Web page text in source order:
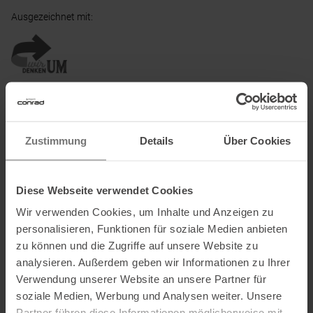
Zustimmung Details Über Cookies
Diese Webseite verwendet Cookies
Wir verwenden Cookies, um Inhalte und Anzeigen zu
personalisieren, Funktionen für soziale Medien anbieten
zu können und die Zugriffe auf unsere Website zu
analysieren. Außerdem geben wir Informationen zu Ihrer
Verwendung unserer Website an unsere Partner für
soziale Medien, Werbung und Analysen weiter. Unsere
Ausgezeichnet mit:
Partner von
PRODUKTEIGENSCHAFTEN
Ausstattung Hosen & Röcke Vorgeformter Schnitt
Beinabschluss:
Verstellbar